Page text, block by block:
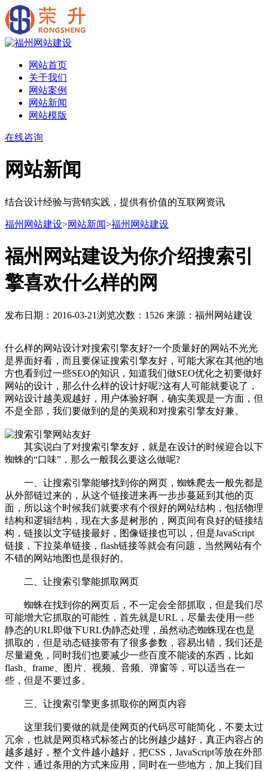
网站首页
关于我们
网站案例
网站新闻
网站模版
在线咨询
网站新闻
结合设计经验与营销实践，提供有价值的互联网资讯
福州网站建设>网站新闻>福州网站建设
福州网站建设为你介绍搜索引
擎喜欢什么样的网
发布日期：2016-03-21浏览次数：1526 来源：福州网站建设
什么样的网站设计对搜索引擎友好?一个质量好的网站不光光
是界面好看，而且要保证搜索引擎友好，可能大家在其他的地
方也看到过一些SEO的知识，知道我们做SEO优化之初要做好
网站的设计，那么什么样的设计好呢?这有人可能就要说了，
网站设计越美观越好，用户体验好啊，确实美观是一方面，但
不是全部，我们要做到的是的美观和对搜索引擎友好兼。
其实说白了对搜索引擎友好，就是在设计的时候迎合以下
蜘蛛的“口味”，那么一般我么要这么做呢?
一、让搜索引擎能够找到你的网页，蜘蛛爬去一般先都是
从外部链过来的，从这个链接进来再一步步蔓延到其他的页
面，所以这个时候我们就要求有个很好的网站结构，包括物理
结构和逻辑结构，现在大多是树形的，网页间有良好的链接结
构，链接以文字链接最好，图像链接也可以，但是JavaScript
链接，下拉菜单链接，flash链接等就会有问题，当然网站有个
不错的网站地图也是很好的。
二、让搜索引擎能抓取网页
蜘蛛在找到你的网页后，不一定会全部抓取，但是我们尽
可能增大它抓取的可能性，首先就是URL，尽量去使用一些
静态的URL即做下URL伪静态处理，虽然动态蜘蛛现在也是
抓取的，但是动态链接带有了很多参数，容易出错，我们还是
尽量避免，同时我们也要减少一些百度不能读的东西，比如
flash、frame、图片、视频、音频、弹窗等，可以适当在一
些，但是不要过多。
三、让搜索引擎更多抓取你的网页内容
这里我们要做的就是使网页的代码尽可能简化，不要太过
冗余，也就是网页格式标签占的比例越少越好，真正内容占的
越多越好，整个文件越小越好，把CSS，JavaScript等放在外部
文件，通过条用的方式来应用，同时在一些地方，加上我们目